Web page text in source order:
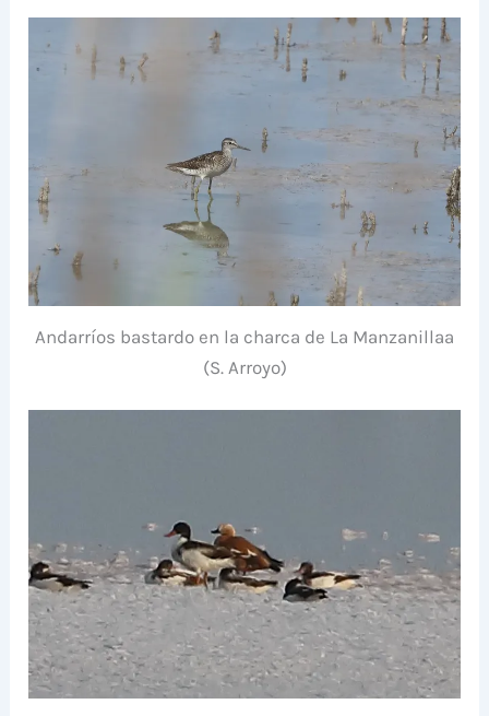
Andarríos bastardo en la charca de La Manzanillaa
(S. Arroyo)